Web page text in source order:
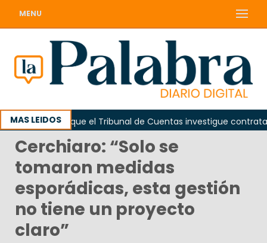
MENU
MAS LEIDOS
Piden que el Tribunal de Cuentas investigue contratación
Cerchiaro: “Solo se
tomaron medidas
esporádicas, esta gestión
no tiene un proyecto
claro”